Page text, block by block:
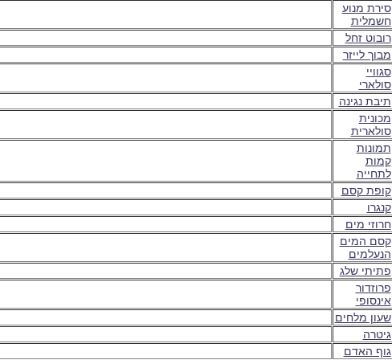
סירת מנוע
חשמלית
רובוט זחל
מבוך לייזר
סגוויי
סולארי
תיבת נגינה
מכונית
סולארית
תמונות
קמות
לתחייה
קופת קסם
קנגרו
חרוזי מים
קסם המים
הנעלמים
פתיתי שלג
פרוזדור
אינסופי
שעון מלחים
גיטרה
גוף האדם